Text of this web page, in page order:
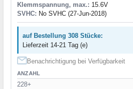
Klemmspannung, max.: 15.6V
SVHC: No SVHC (27-Jun-2018)
auf Bestellung 308 Stücke:
Lieferzeit 14-21 Tag (e)
Benachrichtigung bei Verfügbarkeit
ANZAHL
228+